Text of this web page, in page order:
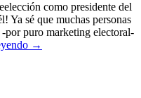
como presidente del
Ya sé que muchas personas
por puro marketing electoral-
→